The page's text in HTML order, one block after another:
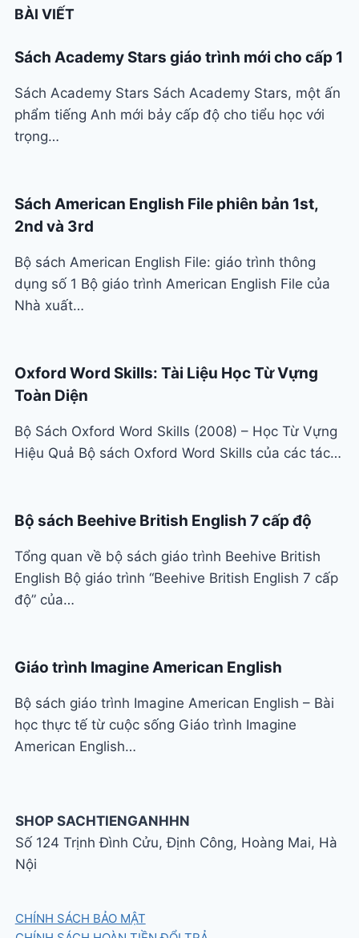
BÀI VIẾT
Sách Academy Stars giáo trình mới cho cấp 1
Sách Academy Stars Sách Academy Stars, một ấn
phẩm tiếng Anh mới bảy cấp độ cho tiểu học với
trọng…
Sách American English File phiên bản 1st,
2nd và 3rd
Bộ sách American English File: giáo trình thông
dụng số 1 Bộ giáo trình American English File của
Nhà xuất…
Oxford Word Skills: Tài Liệu Học Từ Vựng
Toàn Diện
Bộ Sách Oxford Word Skills (2008) – Học Từ Vựng
Hiệu Quả Bộ sách Oxford Word Skills của các tác…
Bộ sách Beehive British English 7 cấp độ
Tổng quan về bộ sách giáo trình Beehive British
English Bộ giáo trình “Beehive British English 7 cấp
độ” của…
Giáo trình Imagine American English
Bộ sách giáo trình Imagine American English – Bài
học thực tế từ cuộc sống Giáo trình Imagine
American English…
SHOP SACHTIENGANHHN
Số 124 Trịnh Đình Cửu, Định Công, Hoàng Mai, Hà
Nội
CHÍNH SÁCH BẢO MẬT